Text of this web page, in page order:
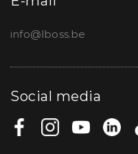
info@lboss.be
Social media